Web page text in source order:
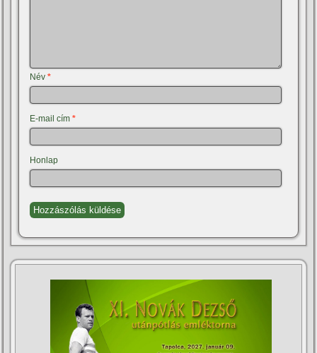
Név*
E-mail cím*
Honlap